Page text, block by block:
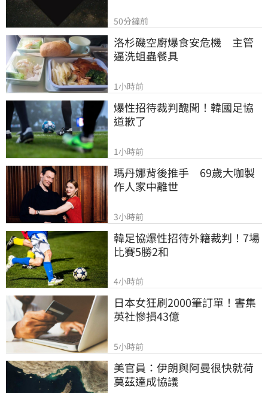
50分鐘前
洛杉磯空廚爆食安危機　主管
逼洗蛆蟲餐具
1小時前
爆性招待裁判醜聞！韓國足協
道歉了
1小時前
瑪丹娜背後推手　69歲大咖製
作人家中離世
3小時前
韓足協爆性招待外籍裁判！7場
比賽5勝2和
4小時前
日本女狂刷2000筆訂單！害集
英社慘損43億
5小時前
美官員：伊朗與阿曼很快就荷
莫茲達成協議